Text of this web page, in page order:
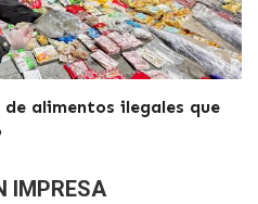
alimentos ilegales que
IMPRESA